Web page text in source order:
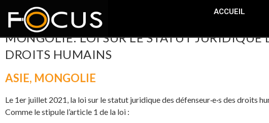
ACCUEIL
MONGOLIE: LOI SUR LE STATUT JURIDIQUE
DROITS HUMAINS
ASIE, MONGOLIE
Le 1er juillet 2021, la loi sur le statut juridique des défenseur·e·s des droits
Comme le stipule l’article 1 de la loi :